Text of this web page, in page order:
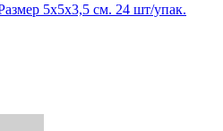
5x5x3,5 см. 24 шт/упак.